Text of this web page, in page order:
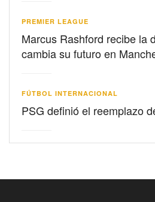
PREMIER LEAGUE
Marcus Rashford recibe la
cambia su futuro en
FÚTBOL INTERNACIONAL
PSG definió el reemplazo